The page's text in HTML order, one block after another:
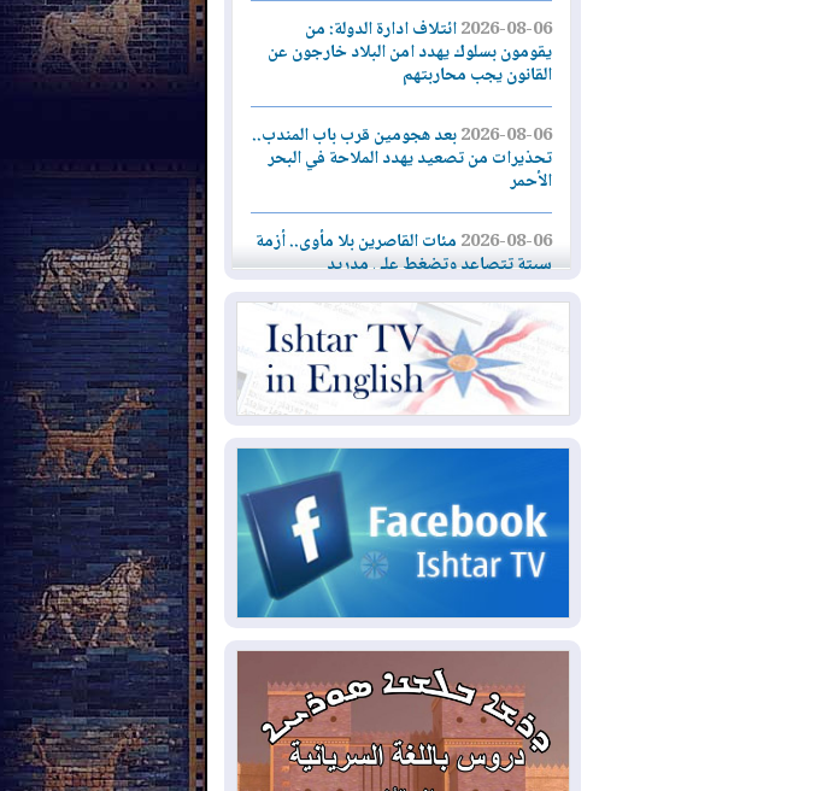
2026-08-06ائتلاف ادارة الدولة: من
يقومون بسلوك يهدد امن البلاد خارجون عن
القانون يجب محاربتهم
2026-08-06بعد هجومين قرب باب المندب..
تحذيرات من تصعيد يهدد الملاحة في البحر
الأحمر
2026-08-06مئات القاصرين بلا مأوى.. أزمة
سبتة تتصاعد وتضغط على مدريد
2026-08-05
لمدة عام.. بدء توريد 100
مليون قدم مكعب يومياً من غاز كورمور في
إقليم كوردستان إلى وزارة الكهرباء العراقية
ملامح أخطر التحديات التي تواجه العراق
2026-08-05
حرائق فرنسا.. توقيف 402
شخص بينهم 156 قاصرا منذ بداية موسم
الحرائق
2026-08-04سومو: إنتاج النفط في إقليم
كوردستان انخفض إلى أقل من 10%
2026-08-04ملفات حقبة الكاظمي تعود إلى
الواجهة.. أنباء عن مراجعات قضائية
وتحقيقات أوسع في قضايا فساد